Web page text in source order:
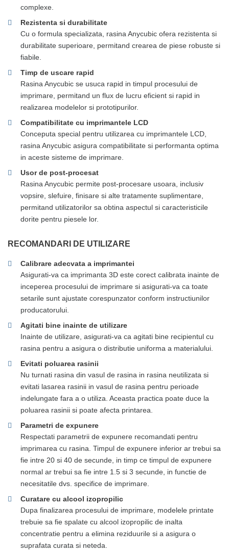
complexe.
Rezistenta si durabilitate
Cu o formula specializata, rasina Anycubic ofera rezistenta si
durabilitate superioare, permitand crearea de piese robuste si
fiabile.
Timp de uscare rapid
Rasina Anycubic se usuca rapid in timpul procesului de
imprimare, permitand un flux de lucru eficient si rapid in
realizarea modelelor si prototipurilor.
Compatibilitate cu imprimantele LCD
Conceputa special pentru utilizarea cu imprimantele LCD,
rasina Anycubic asigura compatibilitate si performanta optima
in aceste sisteme de imprimare.
Usor de post-procesat
Rasina Anycubic permite post-procesare usoara, inclusiv
vopsire, slefuire, finisare si alte tratamente suplimentare,
permitand utilizatorilor sa obtina aspectul si caracteristicile
dorite pentru piesele lor.
RECOMANDARI DE UTILIZARE
Calibrare adecvata a imprimantei
Asigurati-va ca imprimanta 3D este corect calibrata inainte de
inceperea procesului de imprimare si asigurati-va ca toate
setarile sunt ajustate corespunzator conform instructiunilor
producatorului.
Agitati bine inainte de utilizare
Inainte de utilizare, asigurati-va ca agitati bine recipientul cu
rasina pentru a asigura o distributie uniforma a materialului.
Evitati poluarea rasinii
Nu turnati rasina din vasul de rasina in rasina neutilizata si
evitati lasarea rasinii in vasul de rasina pentru perioade
indelungate fara a o utiliza. Aceasta practica poate duce la
poluarea rasinii si poate afecta printarea.
Parametri de expunere
Respectati parametrii de expunere recomandati pentru
imprimarea cu rasina. Timpul de expunere inferior ar trebui sa
fie intre 20 si 40 de secunde, in timp ce timpul de expunere
normal ar trebui sa fie intre 1.5 si 3 secunde, in functie de
necesitatile dvs. specifice de imprimare.
Curatare cu alcool izopropilic
Dupa finalizarea procesului de imprimare, modelele printate
trebuie sa fie spalate cu alcool izopropilic de inalta
concentratie pentru a elimina reziduurile si a asigura o
suprafata curata si neteda.